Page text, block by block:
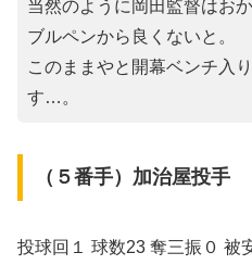
当然のように岡田監督はお
ブルペンから良くないと。
このままやと開幕ベンチ入
す…。
（５番手）加治屋投手
投球回１ 球数23 奪三振０ 被